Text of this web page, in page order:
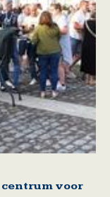
voor